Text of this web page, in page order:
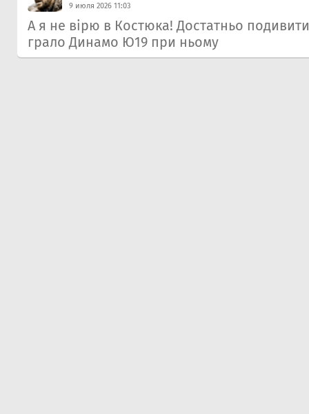
9 июля 2026 11:03
А я не вірю в Костюка! Достатньо
грало Динамо Ю19 при ньому